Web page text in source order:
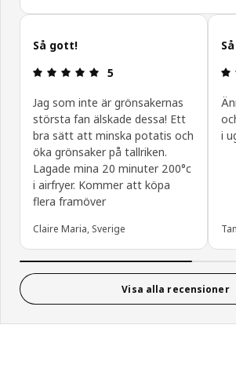
Hoppa över
Så gott!
Recension: 5 utav 5
5
Jag som inte är grönsakernas
största fan älskade dessa! Ett
bra sätt att minska potatis och
öka grönsaker på tallriken.
Lagade mina 20 minuter 200°c
i airfryer. Kommer att köpa
flera framöver
Claire Maria, Sverige
i
Visa alla recensioner